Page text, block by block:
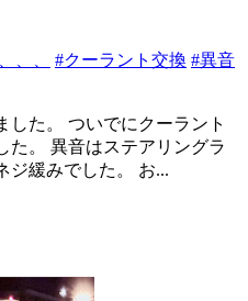
、、 #クーラント交換 #異音
した。 ついでにクーラント
た。 異音はステアリングラ
ジ緩みでした。 お...